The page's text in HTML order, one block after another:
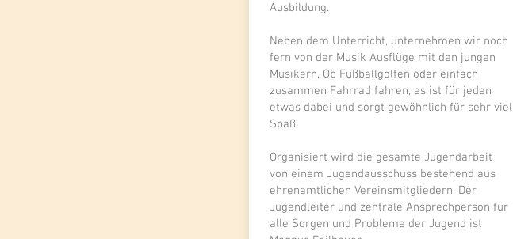
Ausbildung.
Neben dem Unterricht, unternehmen wir noch
fern von der Musik Ausflüge mit den jungen
Musikern. Ob Fußballgolfen oder einfach
zusammen Fahrrad fahren, es ist für jeden
etwas dabei und sorgt gewöhnlich für sehr viel
Spaß.
Organisiert wird die gesamte Jugendarbeit
von einem Jugendausschuss bestehend aus
ehrenamtlichen Vereinsmitgliedern. Der
Jugendleiter und zentrale Ansprechperson für
alle Sorgen und Probleme der Jugend ist